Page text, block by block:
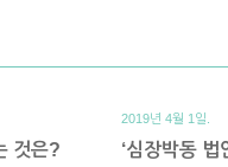
것은?
2019년 4월 1일.
‘심장박동 법